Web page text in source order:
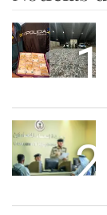
1
2